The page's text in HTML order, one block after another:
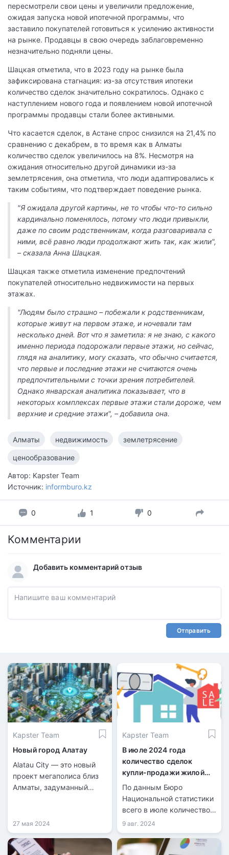
пересмотрели свои цены и увеличили предложение,
ожидая запуска новой ипотечной программы, что
заставило покупателей готовиться к усилению активности
на рынке. Продавцы в свою очередь заблаговременно
незначительно подняли цены.
Шацкая отметила, что в 2023 году на рынке была
зафиксирована стагнация: из-за отсутствия ипотеки
количество сделок значительно сократилось. Однако с
наступлением нового года и появлением новой ипотечной
программы продавцы стали более активными.
Что касается сделок, в Астане спрос снизился на 21,4% по
сравнению с декабрем, в то время как в Алматы
количество сделок увеличилось на 8%. Несмотря на
ожидания относительно другой динамики из-за
землетрясения, она отметила, что люди адаптировались к
таким событиям, что подтверждает поведение рынка.
"Я ожидала другой картины, не то чтобы что-то сильно
кардинально поменялось, потому что люди привыкли,
даже по своим родственникам, когда разговаривала с
ними, всё равно люди продолжают жить так, как жили",
– сказала Анна Шацкая.
Шацкая также отметила изменение предпочтений
покупателей относительно недвижимости на первых
этажах.
"Людям было страшно – побежали к родственникам,
которые живут на первом этаже, и ночевали там
несколько дней. Вот что я заметила: я не знаю, с какого
именно периода подорожали первые этажи, но сейчас,
глядя на аналитику, могу сказать, что обычно считается,
что первые и последние этажи не считаются очень
предпочтительными с точки зрения потребителей.
Однако январская аналитика показывает, что в
некоторых комплексах первые этажи стали дороже, чем
верхние и средние этажи", – добавила она.
Алматы недвижимость землетрясение
ценообразование
Автор: Kapster Team
Источник: informburo.kz
0 1 0
Комментарии
Добавить комментарий отзыв
Отправить
Kapster Team
Новый город Алатау
Alatau City — это новый
проект мегаполиса близ
Алматы, задуманный
Сингапуром Центральной
Азии.
27 мая 2024
Kapster Team
В июле 2024 года
количество сделок
купли-продажи жилой
недвижимости
увеличилось на 21,7%
По данным Бюро
Национальной статистики
всего в июле количество
зарегистрированных
сделок купли-продажи
жилья составило 40 099,
9 авг. 2024